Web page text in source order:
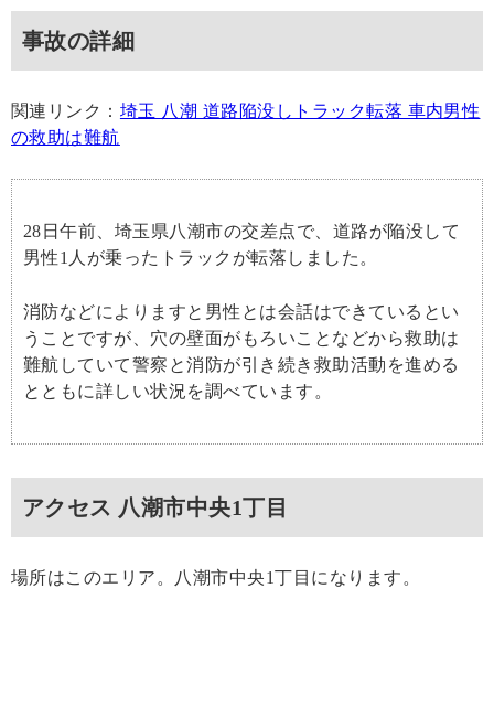
事故の詳細
関連リンク： 埼玉 八潮 道路陥没しトラック転落 車内男性
の救助は難航
28日午前、埼玉県八潮市の交差点で、道路が陥没して
男性1人が乗ったトラックが転落しました。
消防などによりますと男性とは会話はできているとい
うことですが、穴の壁面がもろいことなどから救助は
難航していて警察と消防が引き続き救助活動を進める
とともに詳しい状況を調べています。
アクセス 八潮市中央1丁目
場所はこのエリア。八潮市中央1丁目になります。